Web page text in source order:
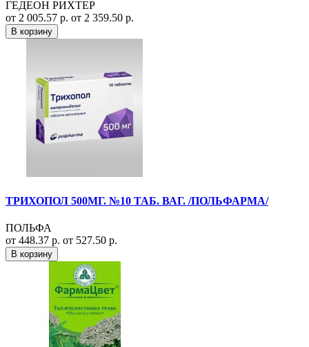
ГЕДЕОН РИХТЕР
от 2 005.57 р. от 2 359.50 р.
В корзину
ТРИХОПОЛ 500МГ. №10 ТАБ. ВАГ. /ПОЛЬФАРМА/
ПОЛЬФА
от 448.37 р. от 527.50 р.
В корзину